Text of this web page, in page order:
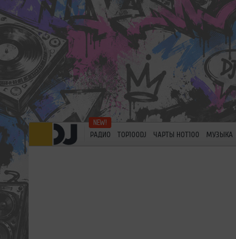
РАДИО TOP100DJ ЧАРТЫ HOT100 МУЗЫКА